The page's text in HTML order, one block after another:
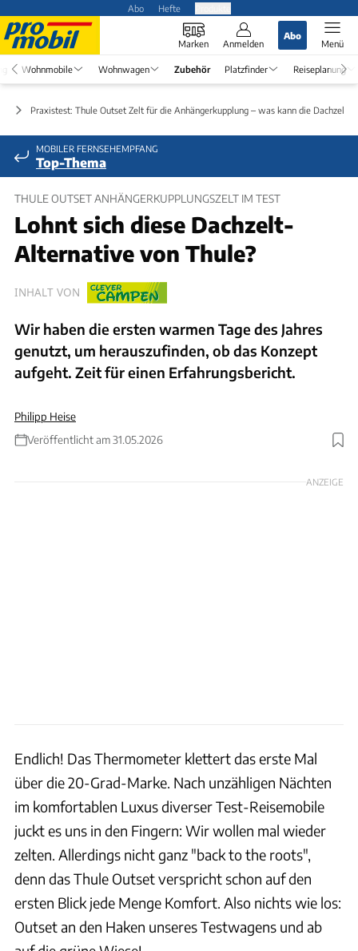
Abo Hefte
Marken Anmelden
Abo
Menü
Wohnmobile Wohnwagen Zubehör Platzfinder Reiseplanung
Praxistest: Thule Outset Zelt für die Anhängerkupplung ‒ was kann die Dachzelt-
MOBILER FERNSEHEMPFANG
Top-Thema
THULE OUTSET ANHÄNGERKUPPLUNGSZELT IM TEST
Lohnt sich diese Dachzelt-
Alternative von Thule?
INHALT VON
Wir haben die ersten warmen Tage des Jahres
genutzt, um herauszufinden, ob das Konzept
aufgeht. Zeit für einen Erfahrungsbericht.
Philipp Heise
Veröffentlicht am 31.05.2026
ANZEIGE
Endlich! Das Thermometer klettert das erste Mal
über die 20-Grad-Marke. Nach unzähligen Nächten
im komfortablen Luxus diverser Test-Reisemobile
juckt es uns in den Fingern: Wir wollen mal wieder
zelten. Allerdings nicht ganz "back to the roots",
denn das Thule Outset verspricht schon auf den
ersten Blick jede Menge Komfort. Also nichts wie los:
Outset an den Haken unseres Testwagens und ab